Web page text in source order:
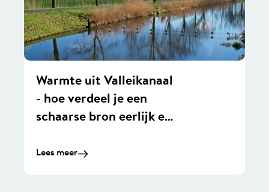
Warmte uit Valleikanaal
- hoe verdeel je een
schaarse bron eerlijk en
Lees meer